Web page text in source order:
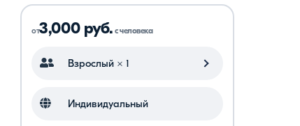
от3,000 руб. с человека
Взрослый × 1
Индивидуальный